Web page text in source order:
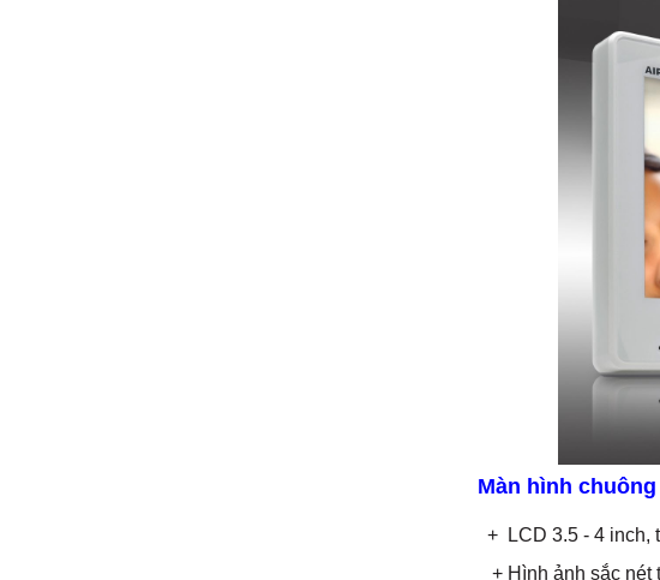
Màn hình
+ LCD 3.5 - 4 inch,
+ Hình ảnh sắc nét